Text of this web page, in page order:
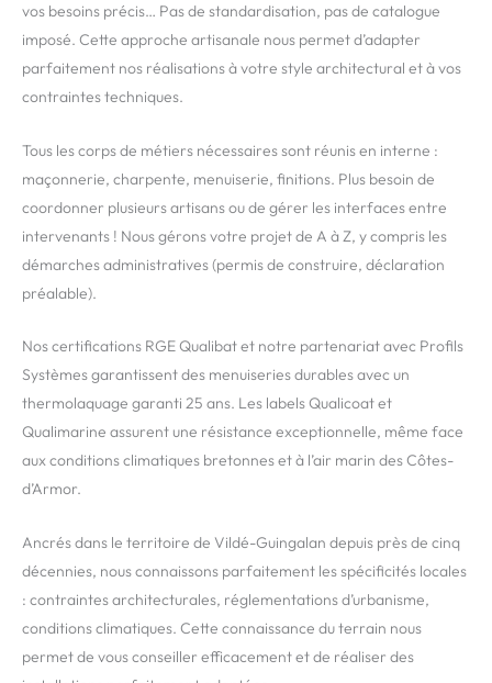
vos besoins précis… Pas de standardisation, pas de catalogue
imposé. Cette approche artisanale nous permet d’adapter
parfaitement nos réalisations à votre style architectural et à vos
contraintes techniques.
Tous les corps de métiers nécessaires sont réunis en interne :
maçonnerie, charpente, menuiserie, finitions. Plus besoin de
coordonner plusieurs artisans ou de gérer les interfaces entre
intervenants ! Nous gérons votre projet de A à Z, y compris les
démarches administratives (permis de construire, déclaration
préalable).
Nos certifications RGE Qualibat et notre partenariat avec Profils
Systèmes garantissent des menuiseries durables avec un
thermolaquage garanti 25 ans. Les labels Qualicoat et
Qualimarine assurent une résistance exceptionnelle, même face
aux conditions climatiques bretonnes et à l’air marin des Côtes-
d’Armor.
Ancrés dans le territoire de Vildé-Guingalan depuis près de cinq
décennies, nous connaissons parfaitement les spécificités locales
: contraintes architecturales, réglementations d’urbanisme,
conditions climatiques. Cette connaissance du terrain nous
permet de vous conseiller efficacement et de réaliser des